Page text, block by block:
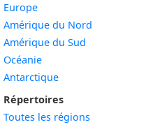
Europe
Amérique du Nord
Amérique du Sud
Océanie
Antarctique
Répertoires
Toutes les régions